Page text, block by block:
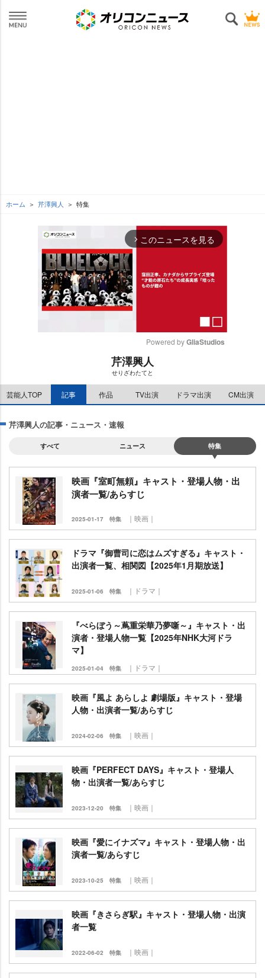
ホーム 芹澤興人 特集
arrow_forward_ios このニュースを見る
e
Powered by GliaStudios
芹澤興人
せりざわたてと
芸能人TOP 記事 作品 TV出演 ドラマ出演 CM出演
芹澤興人の記事・ニュース・速報
すべて ニュース 特集
映画『室町無頼』キャスト・登場人物・出
演者一覧/あらすじ
2025-01-17 特集 ｜映画｜
ドラマ『御曹司に恋はムズすぎる』キャスト・
出演者一覧、相関図【2025年1月期放送】
2025-01-06 特集 ｜ドラマ｜
『べらぼう～蔦重栄華乃夢噺～』キャスト・出
演者・登場人物一覧【2025年NHK大河ドラ
マ】
2025-01-04 特集 ｜ドラマ｜
映画『風よ あらしよ 劇場版』キャスト・登場
人物・出演者一覧/あらすじ
2024-02-06 特集 ｜映画｜
映画『PERFECT DAYS』キャスト・登場人
物・出演者一覧/あらすじ
2023-12-20 特集 ｜映画｜
映画『愛にイナズマ』キャスト・登場人物・出
演者一覧/あらすじ
2023-10-25 特集 ｜映画｜
映画『きさらぎ駅』キャスト・登場人物・出演
者一覧
2022-06-02 特集 ｜映画｜